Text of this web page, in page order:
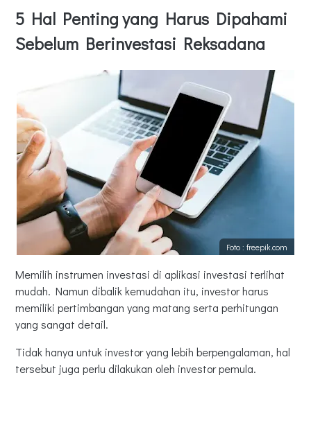
5 Hal Penting yang Harus Dipahami
Sebelum Berinvestasi Reksadana
Foto : freepik.com
Memilih instrumen investasi di aplikasi investasi terlihat
mudah. Namun dibalik kemudahan itu, investor harus
memiliki pertimbangan yang matang serta perhitungan
yang sangat detail.
Tidak hanya untuk investor yang lebih berpengalaman, hal
tersebut juga perlu dilakukan oleh investor pemula.